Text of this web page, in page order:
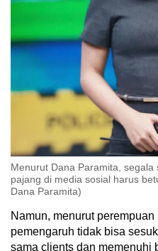
Menurut Dana Paramita,
pajang di media sosial harus
Dana Paramita)
Namun, menurut
pemengaruh tidak bisa
sama clients dan memenuhi